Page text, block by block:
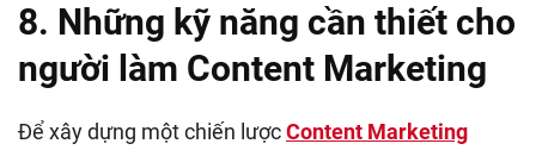
8. Những kỹ năng cần thiết cho
người làm Content Marketing
Để xây dựng một chiến lượcContent Marketing